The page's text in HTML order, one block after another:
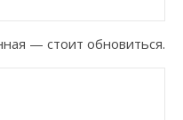
— стоит обновиться.